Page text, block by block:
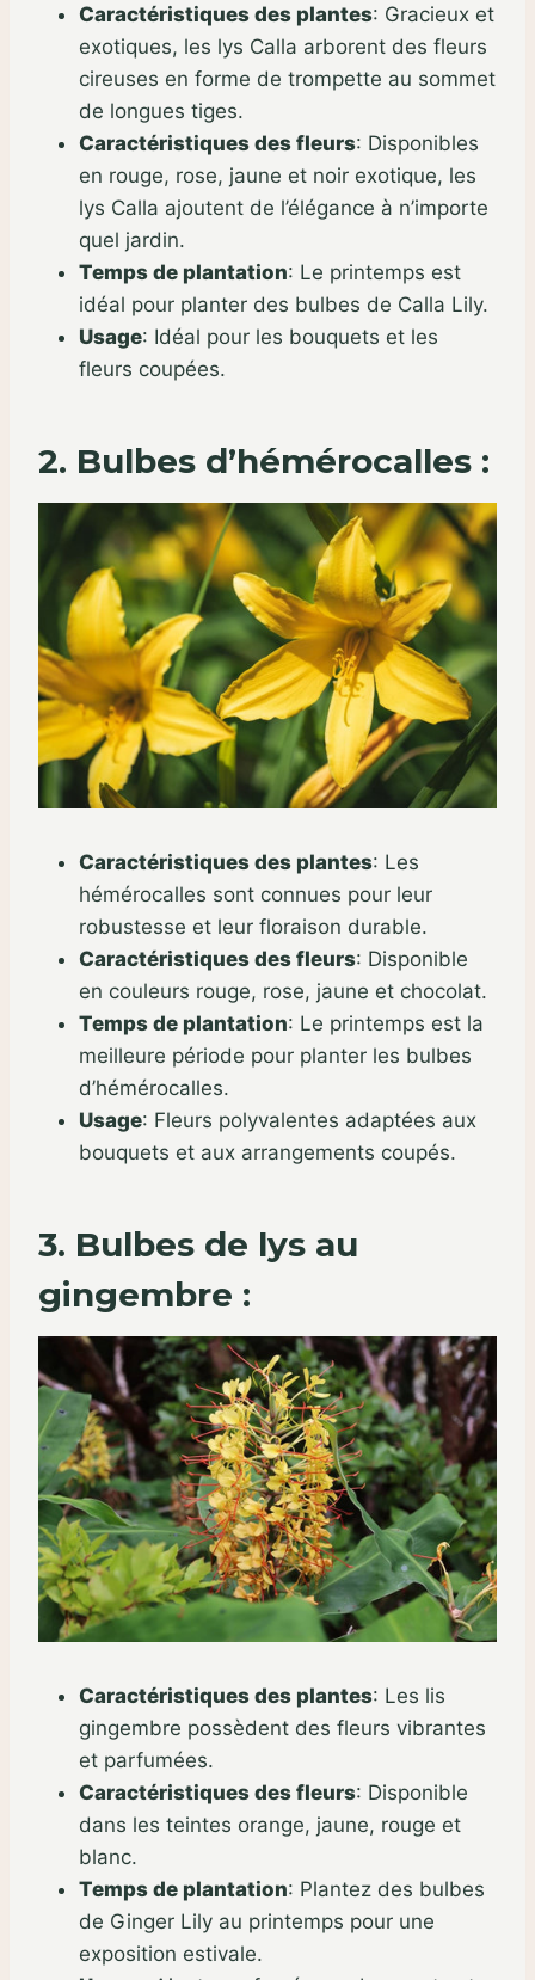
Caractéristiques des plantes: Gracieux et
exotiques, les lys Calla arborent des fleurs
cireuses en forme de trompette au sommet
de longues tiges.
Caractéristiques des fleurs: Disponibles
en rouge, rose, jaune et noir exotique, les
lys Calla ajoutent de l’élégance à n’importe
quel jardin.
Temps de plantation: Le printemps est
idéal pour planter des bulbes de Calla Lily.
Usage: Idéal pour les bouquets et les
fleurs coupées.
2. Bulbes d’hémérocalles :
Caractéristiques des plantes: Les
hémérocalles sont connues pour leur
robustesse et leur floraison durable.
Caractéristiques des fleurs: Disponible
en couleurs rouge, rose, jaune et chocolat.
Temps de plantation: Le printemps est la
meilleure période pour planter les bulbes
d’hémérocalles.
Usage: Fleurs polyvalentes adaptées aux
bouquets et aux arrangements coupés.
3. Bulbes de lys au
gingembre :
Caractéristiques des plantes: Les lis
gingembre possèdent des fleurs vibrantes
et parfumées.
Caractéristiques des fleurs: Disponible
dans les teintes orange, jaune, rouge et
blanc.
Temps de plantation: Plantez des bulbes
de Ginger Lily au printemps pour une
exposition estivale.